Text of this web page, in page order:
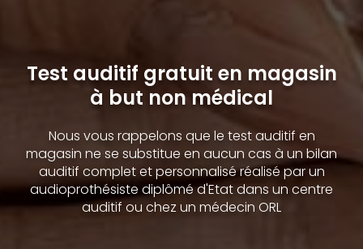
Test auditif gratuit en magasin
à but non médical
Nous vous rappelons que le test auditif en
magasin ne se substitue en aucun cas à un bilan
auditif complet et personnalisé réalisé par un
audioprothésiste diplômé d'Etat dans un centre
auditif ou chez un médecin ORL